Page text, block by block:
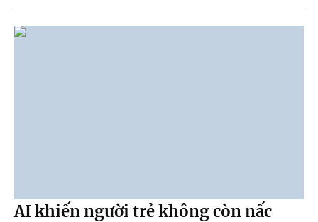
AI khiến người trẻ không còn nấc